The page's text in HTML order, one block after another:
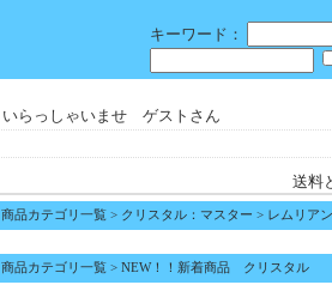
キーワード：
いらっしゃいませ ゲストさん
送料
商品カテゴリ一覧 > クリスタル：マスター > レムリア
商品カテゴリ一覧 > NEW！！新着商品 クリスタル